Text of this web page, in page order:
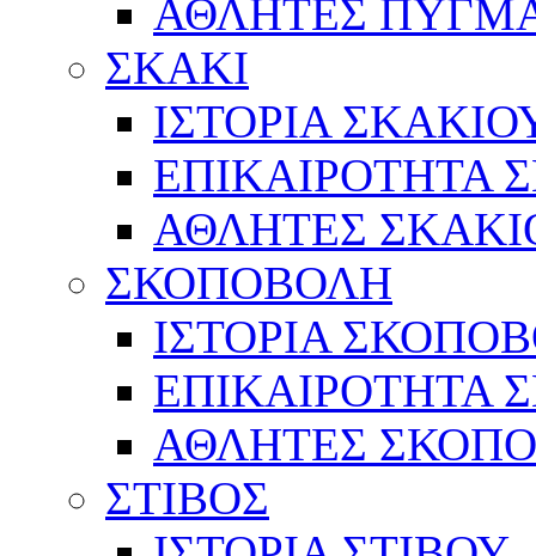
ΑΘΛΗΤΕΣ
ΣΚΑΚΙ
ΙΣΤΟΡΙΑ
ΕΠΙΚΑΙΡΟΤΗΤΑ
ΑΘΛΗΤΕΣ
ΣΚΟΠΟΒΟΛΗ
ΙΣΤΟΡΙΑ
ΕΠΙΚΑΙΡΟΤΗΤΑ
ΑΘΛΗΤΕΣ
ΣΤΙΒΟΣ